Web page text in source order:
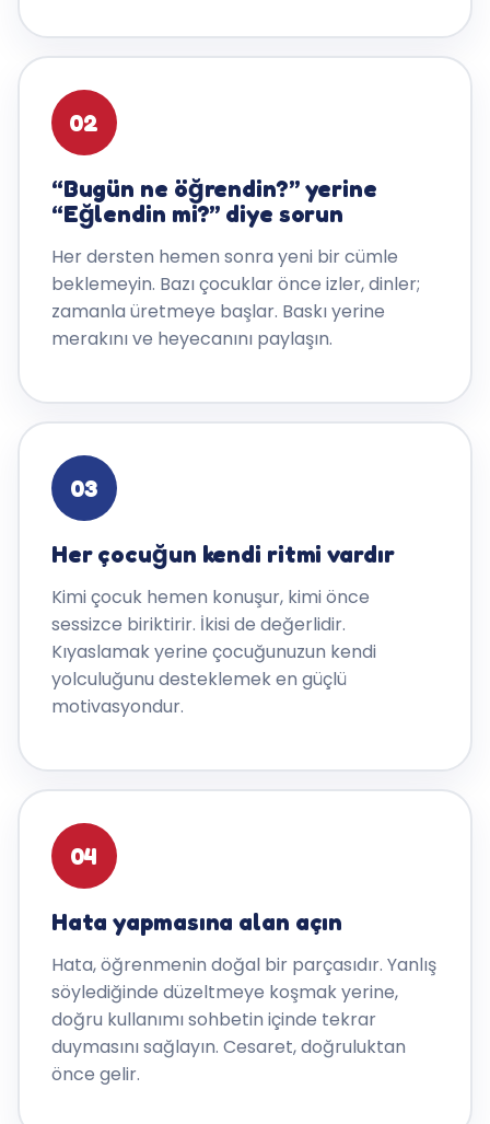
02
“Bugün ne öğrendin?” yerine
“Eğlendin mi?” diye sorun
Her dersten hemen sonra yeni bir cümle
beklemeyin. Bazı çocuklar önce izler, dinler;
zamanla üretmeye başlar. Baskı yerine
merakını ve heyecanını paylaşın.
03
Her çocuğun kendi ritmi vardır
Kimi çocuk hemen konuşur, kimi önce
sessizce biriktirir. İkisi de değerlidir.
Kıyaslamak yerine çocuğunuzun kendi
yolculuğunu desteklemek en güçlü
motivasyondur.
04
Hata yapmasına alan açın
Hata, öğrenmenin doğal bir parçasıdır. Yanlış
söylediğinde düzeltmeye koşmak yerine,
doğru kullanımı sohbetin içinde tekrar
duymasını sağlayın. Cesaret, doğruluktan
önce gelir.